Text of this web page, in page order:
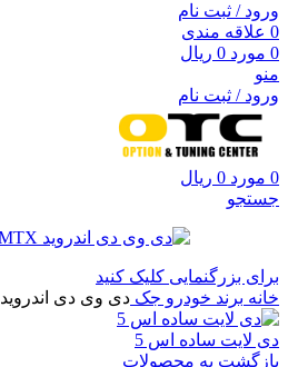
ورود / ثبت نام
0 علاقه مندی
0 مورد 0 ریال
منو
ورود / ثبت نام
0 مورد 0 ریال
جستجو
برای بزرگنمایی کلیک کنید
خانه برند خودرو جک دی وی دی اندروید MTX جی ۴
دی لایت ساده اس 5
بازگشت به محصولات